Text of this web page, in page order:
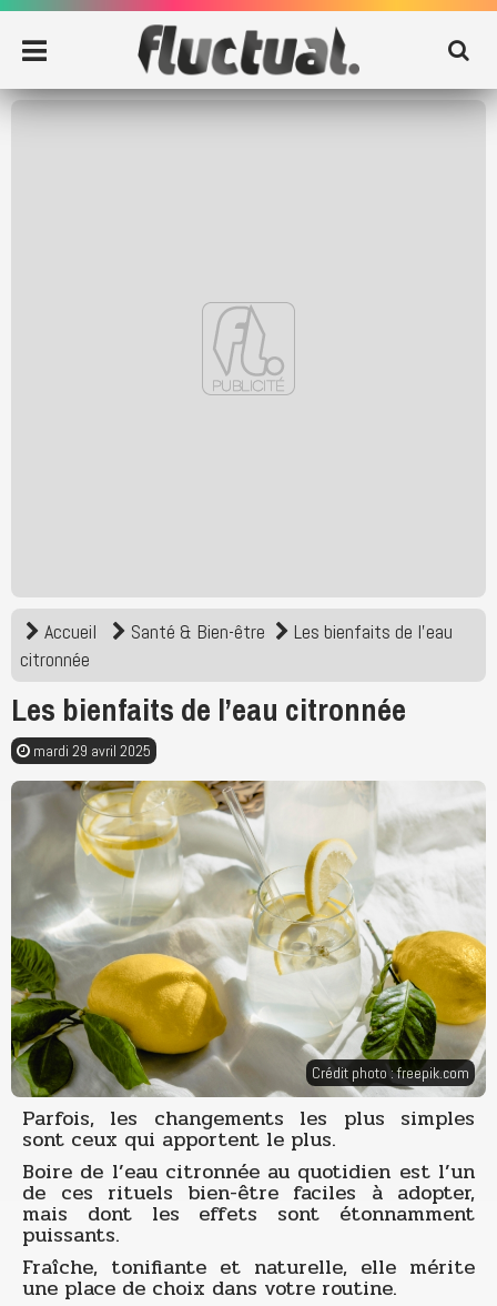
Accueil Santé & Bien-être
Les bienfaits de l’eau
citronnée
Les bienfaits de l’eau citronnée
mardi 29 avril 2025
Crédit photo :freepik.com
Parfois, les changements les plus simples
sont ceux qui apportent le plus.
Boire de l’eau citronnée au quotidien est l’un
de ces rituels bien-être faciles à adopter,
mais dont les effets sont étonnamment
puissants.
Fraîche, tonifiante et naturelle, elle mérite
une place de choix dans votre routine.